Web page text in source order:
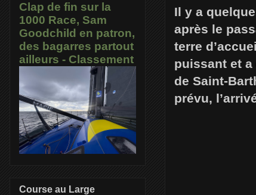
Il y a
après le
terre
puissant et
de Saint-
prévu,
Clap de fin sur la
1000 Race, Sam
Goodchild en patron,
des bagarres partout
ailleurs - Classement
Course au Large